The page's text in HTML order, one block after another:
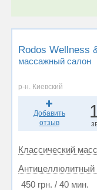
Rodos Wellness
массажный салон
р-н. Киевский
Добавить
отзыв
Классический
Антицеллюлитный
450 грн. / 40 мин.